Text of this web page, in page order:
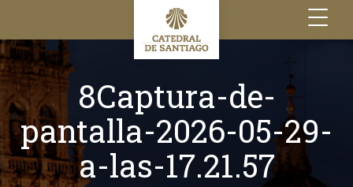
Toggle
navigation
8Captura-de-
pantalla-2026-05-29-
a-las-17.21.57